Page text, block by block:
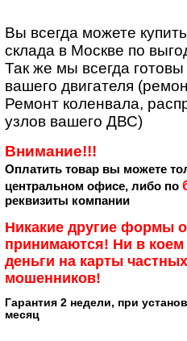
Вы всегда можете
склада в Москве по
Так же мы всегда
вашего двигателя
Ремонт коленвала,
узлов вашего ДВС)
Внимание!!!
Оплатить товар вы можете
центральном офисе, либо по
реквизиты компании
Никакие другие формы
принимаются! Ни в коем
деньги на карты
мошенников!
Гарантия 2 недели, при
месяц